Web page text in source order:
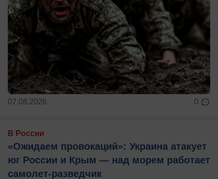
07.08.2026 0
В России
«Ожидаем провокаций»: Украина атакует
юг России и Крым — над морем работает
самолет-разведчик